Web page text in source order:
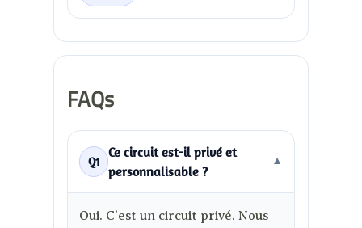
FAQs
Q1
Ce circuit est-il privé et
personnalisable ?
▼
Oui. C’est un circuit privé. Nous